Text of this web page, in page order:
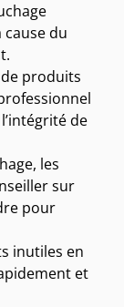
du
produits
de
les
sur
pour
inutiles en
et